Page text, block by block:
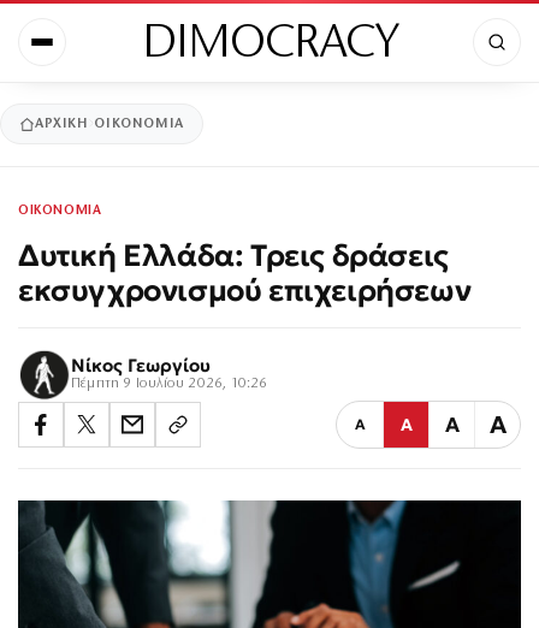
DIMOCRACY
ΑΡΧΙΚΉ ΟΙΚΟΝΟΜΙΑ
ΟΙΚΟΝΟΜΙΑ
Δυτική Ελλάδα: Τρεις δράσεις
εκσυγχρονισμού επιχειρήσεων
Νίκος Γεωργίου
Πέμπτη 9 Ιουλίου 2026, 10:26
Α Α Α Α